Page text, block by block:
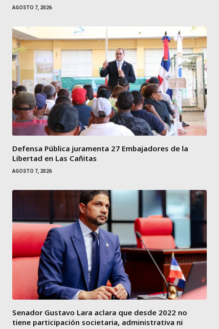
AGOSTO 7, 2026
Defensa Pública juramenta 27 Embajadores de la
Libertad en Las Cañitas
AGOSTO 7, 2026
Senador Gustavo Lara aclara que desde 2022 no
tiene participación societaria, administrativa ni